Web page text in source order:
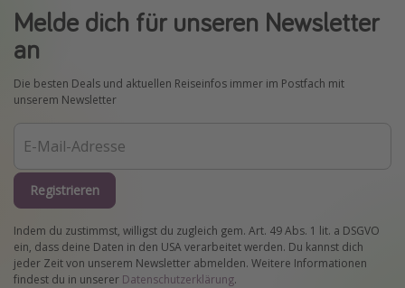
Melde dich für unseren Newsletter
an
Die besten Deals und aktuellen Reiseinfos immer im Postfach mit
unserem Newsletter
Registrieren
Indem du zustimmst, willigst du zugleich gem. Art. 49 Abs. 1 lit. a DSGVO
ein, dass deine Daten in den USA verarbeitet werden. Du kannst dich
jeder Zeit von unserem Newsletter abmelden. Weitere Informationen
findest du in unserer Datenschutzerklärung.